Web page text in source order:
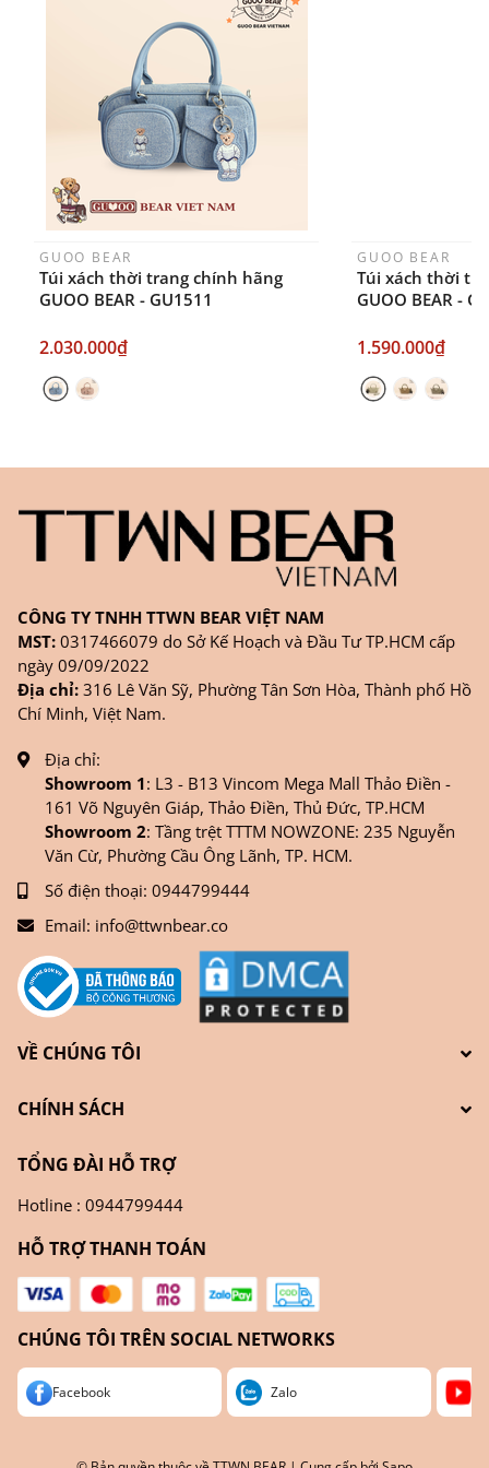
Thời gian nhận hàng: Đối với đơn hàng Online tại
TPHCM, sản phẩm sẽ được giao sớm nhất là 1
ngày sau khi đặt.
GUOO BEAR
Túi xách thời trang chính hãng
GUOO BEAR - GU1511
2.030.000₫
GUOO BEAR
Túi xách thời
GUOO BEAR -
1.590.000₫
CÔNG TY TNHH TTWN BEAR VIỆT NAM
MST: 0317466079 do Sở Kế Hoạch và Đầu Tư TP.HCM cấp
ngày 09/09/2022
Địa chỉ: 316 Lê Văn Sỹ, Phường Tân Sơn Hòa, Thành phố Hồ
Chí Minh, Việt Nam.
Địa chỉ:
Showroom 1: L3 - B13 Vincom Mega Mall Thảo Điền -
161 Võ Nguyên Giáp, Thảo Điền, Thủ Đức, TP.HCM
Showroom 2: Tầng trệt TTTM NOWZONE: 235 Nguyễn
Văn Cừ, Phường Cầu Ông Lãnh, TP. HCM.
Số điện thoại: 0944799444
Email: info@ttwnbear.co
VỀ CHÚNG TÔI
CHÍNH SÁCH
TỔNG ĐÀI HỖ TRỢ
Hotline : 0944799444
HỖ TRỢ THANH TOÁN
CHÚNG TÔI TRÊN SOCIAL NETWORKS
Facebook Zalo